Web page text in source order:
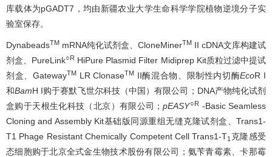
库载体为pGADT7，均由新疆农业大学生命科学学院植物逆境分子实
验室保存。
DynabeadsTM mRNA纯化试剂盒、CloneMinerTM II cDNA文库构建试
剂盒、PureLink○R HiPure Plasmid Filter Midiprep Kit质粒过滤中提试
剂盒、GatewayTMLR ClonaseTM II酶混合物、限制性内切酶EcoR I
和BamH I购于赛默飞世尔科技（中国）有限公司；DNA产物纯化试剂
盒购于天根生化科技（北京）有限公司；pEASY○R -Basic Seamless
Cloning and Assembly Kit基础版同源重组无缝克隆试剂盒、Trans1-
T1 Phage Resistant Chemically Competent Cell Trans1-T1 克隆感受
态细胞购于北京全式金生物技术股份有限公司；氨苄青霉素、卡那霉